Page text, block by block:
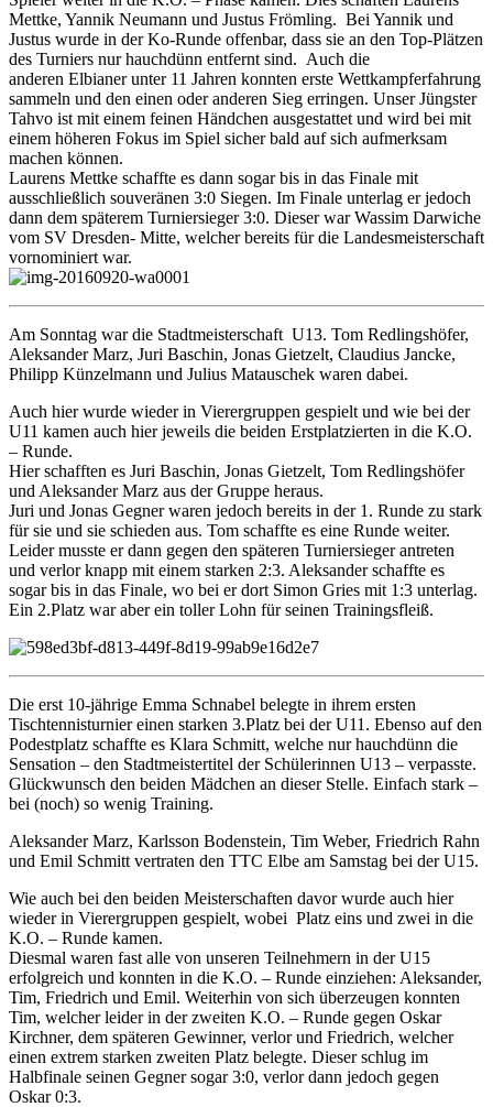
Mettke, Yannik Neumann und Justus Frömling. Bei Yannik und
Justus wurde in der Ko-Runde offenbar, dass sie an den Top-Plätzen
des Turniers nur hauchdünn entfernt sind. Auch die
anderen Elbianer unter 11 Jahren konnten erste Wettkampferfahrung
sammeln und den einen oder anderen Sieg erringen. Unser Jüngster
Tahvo ist mit einem feinen Händchen ausgestattet und wird bei mit
einem höheren Fokus im Spiel sicher bald auf sich aufmerksam
machen können.
Laurens Mettke schaffte es dann sogar bis in das Finale mit
ausschließlich souveränen 3:0 Siegen. Im Finale unterlag er jedoch
dann dem späterem Turniersieger 3:0. Dieser war Wassim Darwiche
vom SV Dresden- Mitte, welcher bereits für die Landesmeisterschaft
vornominiert war.
Am Sonntag war die Stadtmeisterschaft U13. Tom Redlingshöfer,
Aleksander Marz, Juri Baschin, Jonas Gietzelt, Claudius Jancke,
Philipp Künzelmann und Julius Matauschek waren dabei.
Auch hier wurde wieder in Vierergruppen gespielt und wie bei der
U11 kamen auch hier jeweils die beiden Erstplatzierten in die K.O.
– Runde.
Hier schafften es Juri Baschin, Jonas Gietzelt, Tom Redlingshöfer
und Aleksander Marz aus der Gruppe heraus.
Juri und Jonas Gegner waren jedoch bereits in der 1. Runde zu stark
für sie und sie schieden aus. Tom schaffte es eine Runde weiter.
Leider musste er dann gegen den späteren Turniersieger antreten
und verlor knapp mit einem starken 2:3. Aleksander schaffte es
sogar bis in das Finale, wo bei er dort Simon Gries mit 1:3 unterlag.
Ein 2.Platz war aber ein toller Lohn für seinen Trainingsfleiß.
Die erst 10-jährige Emma Schnabel belegte in ihrem ersten
Tischtennisturnier einen starken 3.Platz bei der U11. Ebenso auf den
Podestplatz schaffte es Klara Schmitt, welche nur hauchdünn die
Sensation – den Stadtmeistertitel der Schülerinnen U13 – verpasste.
Glückwunsch den beiden Mädchen an dieser Stelle. Einfach stark –
bei (noch) so wenig Training.
Aleksander Marz, Karlsson Bodenstein, Tim Weber, Friedrich Rahn
und Emil Schmitt vertraten den TTC Elbe am Samstag bei der U15.
Wie auch bei den beiden Meisterschaften davor wurde auch hier
wieder in Vierergruppen gespielt, wobei Platz eins und zwei in die
K.O. – Runde kamen.
Diesmal waren fast alle von unseren Teilnehmern in der U15
erfolgreich und konnten in die K.O. – Runde einziehen: Aleksander,
Tim, Friedrich und Emil. Weiterhin von sich überzeugen konnten
Tim, welcher leider in der zweiten K.O. – Runde gegen Oskar
Kirchner, dem späteren Gewinner, verlor und Friedrich, welcher
einen extrem starken zweiten Platz belegte. Dieser schlug im
Halbfinale seinen Gegner sogar 3:0, verlor dann jedoch gegen
Oskar 0:3.